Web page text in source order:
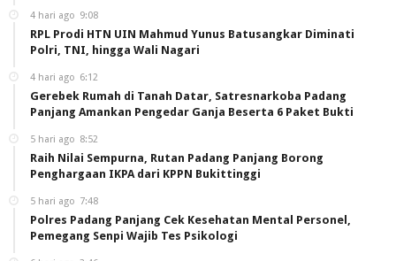
4 hari ago 9:08
RPL Prodi HTN UIN Mahmud Yunus Batusangkar Diminati
Polri, TNI, hingga Wali Nagari
4 hari ago 6:12
Gerebek Rumah di Tanah Datar, Satresnarkoba Padang
Panjang Amankan Pengedar Ganja Beserta 6 Paket Bukti
5 hari ago 8:52
Raih Nilai Sempurna, Rutan Padang Panjang Borong
Penghargaan IKPA dari KPPN Bukittinggi
5 hari ago 7:48
Polres Padang Panjang Cek Kesehatan Mental Personel,
Pemegang Senpi Wajib Tes Psikologi